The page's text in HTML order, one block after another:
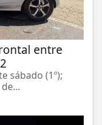
entre
sábado (1º);